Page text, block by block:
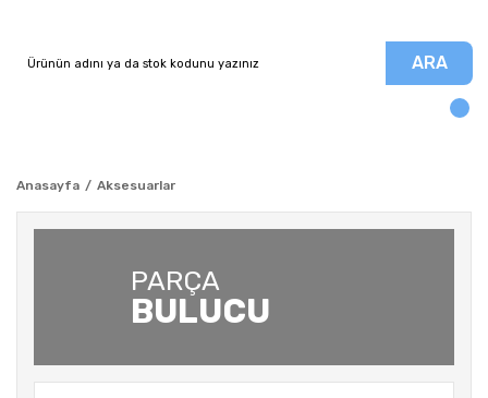
ARA
Anasayfa Aksesuarlar
PARÇA
BULUCU